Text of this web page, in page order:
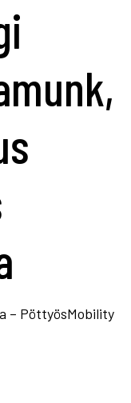
– PöttyösMobility